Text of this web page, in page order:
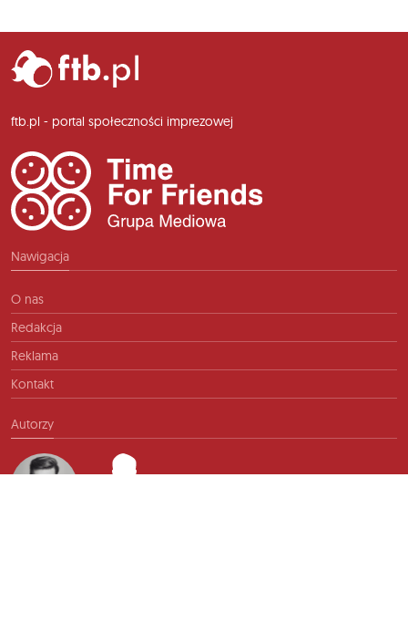
ftb.pl - portal społeczności imprezowej
Nawigacja
O nas
Redakcja
Reklama
Kontakt
Autorzy